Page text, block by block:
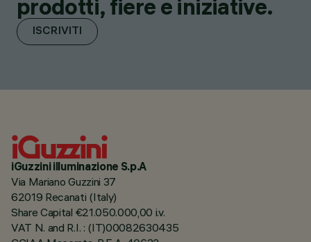
prodotti, fiere e iniziative.
ISCRIVITI
iGuzzini illuminazione S.p.A
Via Mariano Guzzini 37
62019 Recanati (Italy)
Share Capital €21.050.000,00 i.v.
VAT N. and R.I. : (IT)00082630435